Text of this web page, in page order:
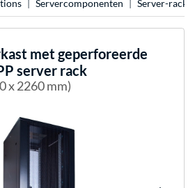
Servercomponenten Server-racks
met geperforeerde
server rack
x 2260 mm)